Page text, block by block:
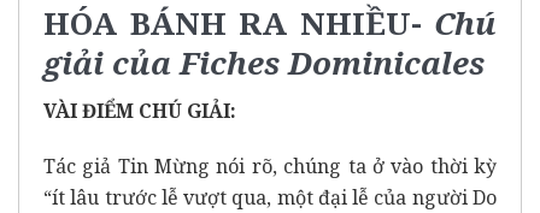
HÓA BÁNH RA NHIỀU- Chú
giải củaFiches Dominicales
VÀI ĐIỂM CHÚ GIẢI:
Tác giả Tin Mừng nói rõ, chúng ta ở vào thời kỳ
“ít lâu trước lễ vượt qua, một đại lễ của người Do